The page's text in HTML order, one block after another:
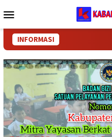
ke
Mobile
INFORMASI